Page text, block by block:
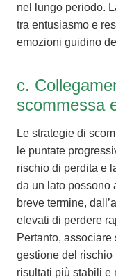
nel lungo periodo.
tra entusiasmo e
emozioni guidino
c.
scommessa
Le strategie di
le puntate
rischio di perdita e
da un lato possono
breve termine,
elevati di perdere
Pertanto,
gestione del rischio
risultati più stabili e